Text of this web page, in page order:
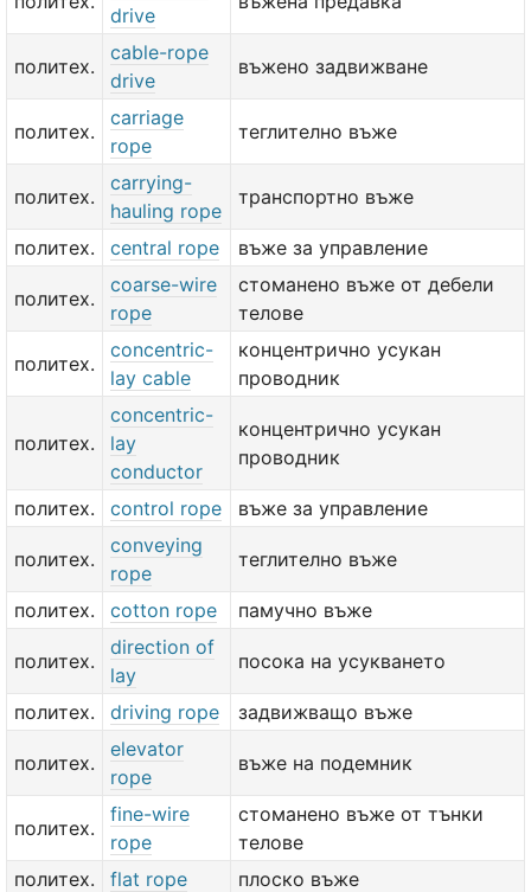
drive
политех.
cable-rope
drive
въжено задвижване
политех.
carriage
rope
теглително въже
политех.
carrying-
hauling rope
транспортно въже
политех. central rope въже за управление
политех.
coarse-wire
rope
стоманено въже от дебели
телове
политех.
concentric-
lay cable
концентрично усукан
проводник
политех.
concentric-
lay
conductor
концентрично усукан
проводник
политех. control rope въже за управление
политех.
conveying
rope
теглително въже
политех. cotton rope памучно въже
политех.
direction of
lay
посока на усукването
политех. driving rope задвижващо въже
политех.
elevator
rope
въже на подемник
политех.
fine-wire
rope
стоманено въже от тънки
телове
политех.
flat rope плоско въже